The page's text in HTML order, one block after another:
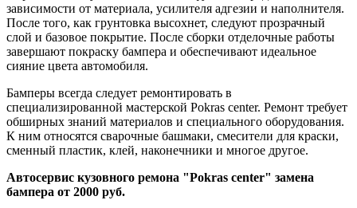
зависимости от материала, усилителя адгезии и наполнителя.
После того, как грунтовка высохнет, следуют прозрачный
слой и базовое покрытие. После сборки отделочные работы
завершают покраску бампера и обеспечивают идеальное
сияние цвета автомобиля.
Бамперы всегда следует ремонтировать в
специализированной мастерской Pokras center. Ремонт требует
обширных знаний материалов и специального оборудования.
К ним относятся сварочные башмаки, смесители для краски,
сменный пластик, клей, наконечники и многое другое.
Автосервис кузовного ремона "Pokras center" замена
бампера от 2000 руб.